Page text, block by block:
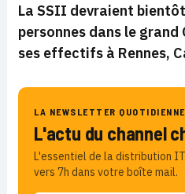
La SSII devraient
personnes dans le
ses effectifs à Rennes,
LA NEWSLETTER QUOTIDIENNE
L'actu du channel
L'essentiel de la distribution
vers 7h dans votre boîte mail.